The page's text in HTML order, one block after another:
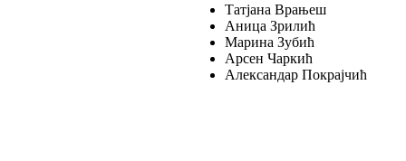
Татјана Врањеш
Аница Зрилић
Марина Зубић
Арсен Чаркић
Александар Покрајчић